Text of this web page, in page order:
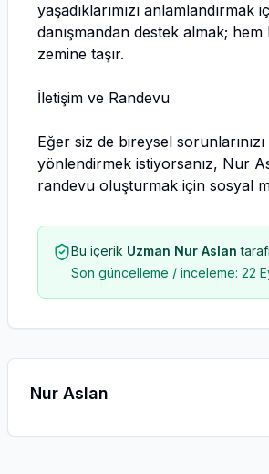
yaşadıklarımızı
danışmandan destek almak;
zemine taşır.
İletişim ve Randevu
Eğer siz de bireysel
yönlendirmek istiyorsanız, Nur
randevu oluşturmak için sosyal
Bu içerik Uzman Nur Aslan
Son güncelleme / inceleme: 22
Nur Aslan